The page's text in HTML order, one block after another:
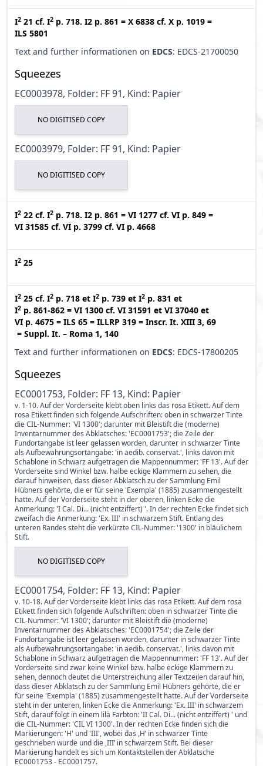
I2 21 cf. I2 p. 718. I2 p. 861 = X 6838 cf. X p. 1019 =
ILS 5801
Text and further informationen on EDCS: EDCS-21700050
Squeezes
EC0003978, Folder: FF 91, Kind: Papier
NO DIGITISED COPY
EC0003979, Folder: FF 91, Kind: Papier
NO DIGITISED COPY
I2 22 cf. I2 p. 718. I2 p. 861 = VI 1277 cf. VI p. 849 =
VI 31585 cf. VI p. 3799 cf. VI p. 4668
I2 25
I2 25 cf. I2 p. 718 et I2 p. 739 et I2 p. 831 et
I2 p. 861-862 = VI 1300 cf. VI 31591 et VI 37040 et
VI p. 4675 = ILS 65 = ILLRP 319 = Inscr. It. XIII 3, 69
= Suppl. It. – Roma 1, 140
Text and further informationen on EDCS: EDCS-17800205
Squeezes
EC0001753, Folder: FF 13, Kind: Papier
v. 1-10. Auf der Vorderseite klebt oben links das rosa Etikett. Auf dem
rosa Etikett finden sich folgende Aufschriften: oben in schwarzer Tinte
die CIL-Nummer: 'VI 1300'; darunter mit Bleistift die (moderne)
Inventarnummer des Abklatsches: 'EC0001753'; die Zeile der
Fundortangabe ist leer gelassen worden, darunter in schwarzer Tinte
als Aufbewahrungsortangabe: 'in aedib. conservat.', links davon mit
Schablone in Schwarz aufgetragen die Mappennummer: 'FF 13'. Auf der
Vorderseite sind Winkel bzw. halbe eckige Klammern zu sehen, die
darauf hinweisen, dass dieser Abklatsch zu der Sammlung Emil
Hübners gehörte, die er für seine 'Exempla' (1885) zusammengestellt
hatte. Auf der Vorderseite steht in der oberen, linken Ecke die
Anmerkung: 'I Cal. Di... (nicht entziffert) '. In der rechten Ecke findet sich
zweifach die Anmerkung: 'Ex. III' in schwarzem Stift. Entlang des
unteren Randes steht die verkürzte CIL-Nummer: '1300' in bläulichem
Stift.
NO DIGITISED COPY
EC0001754, Folder: FF 13, Kind: Papier
v. 10-18. Auf der Vorderseite klebt links das rosa Etikett. Auf dem rosa
Etikett finden sich folgende Aufschriften: oben in schwarzer Tinte die
CIL-Nummer: 'VI 1300'; darunter mit Bleistift die (moderne)
Inventarnummer des Abklatsches: 'EC0001754'; die Zeile der
Fundortangabe ist leer gelassen worden, darunter in schwarzer Tinte
als Aufbewahrungsortangabe: 'in aedib. conservat.', links davon mit
Schablone in Schwarz aufgetragen die Mappennummer: 'FF 13'. Auf der
Vorderseite sind zwar keine Winkel bzw. halbe eckige Klammern zu
sehen, dennoch deutet die Unterstreichung aller Textzeilen darauf hin,
dass dieser Abklatsch zu der Sammlung Emil Hübners gehörte, die er
für seine 'Exempla' (1885) zusammengestellt hatte. Auf der Vorderseite
steht in der unteren, linken Ecke die Anmerkung: 'Ex. III' in schwarzem
Stift, darauf folgt in einem lila Farbton: 'II Cal. Di... (nicht entziffert) ' und
die CIL-Nummer: 'CIL VI 1300'. In der rechten Ecke finden sich die
Markierungen: 'H' und 'III', wobei das ,H’ in schwarzer Tinte
geschrieben wurde und die ,III’ in schwarzem Stift. Bei dieser
Markierung handelt es sich um Kontaktstellen der Abklatsche
EC0001753 - EC0001757.